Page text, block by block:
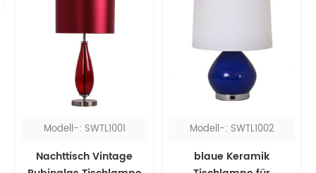
Modell-: SWTL1001
Nachttisch Vintage
Modell-: SWTL1002
blaue Keramik